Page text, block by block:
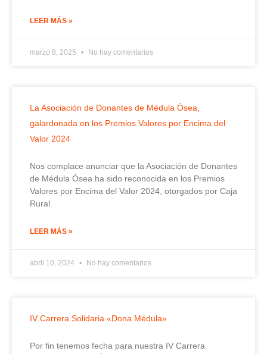
LEER MÁS »
marzo 8, 2025 No hay comentarios
La Asociación de Donantes de Médula Ósea,
galardonada en los Premios Valores por Encima del
Valor 2024
Nos complace anunciar que la Asociación de Donantes
de Médula Ósea ha sido reconocida en los Premios
Valores por Encima del Valor 2024, otorgados por Caja
Rural
LEER MÁS »
abril 10, 2024 No hay comentarios
IV Carrera Solidaria «Dona Médula»
Por fin tenemos fecha para nuestra IV Carrera